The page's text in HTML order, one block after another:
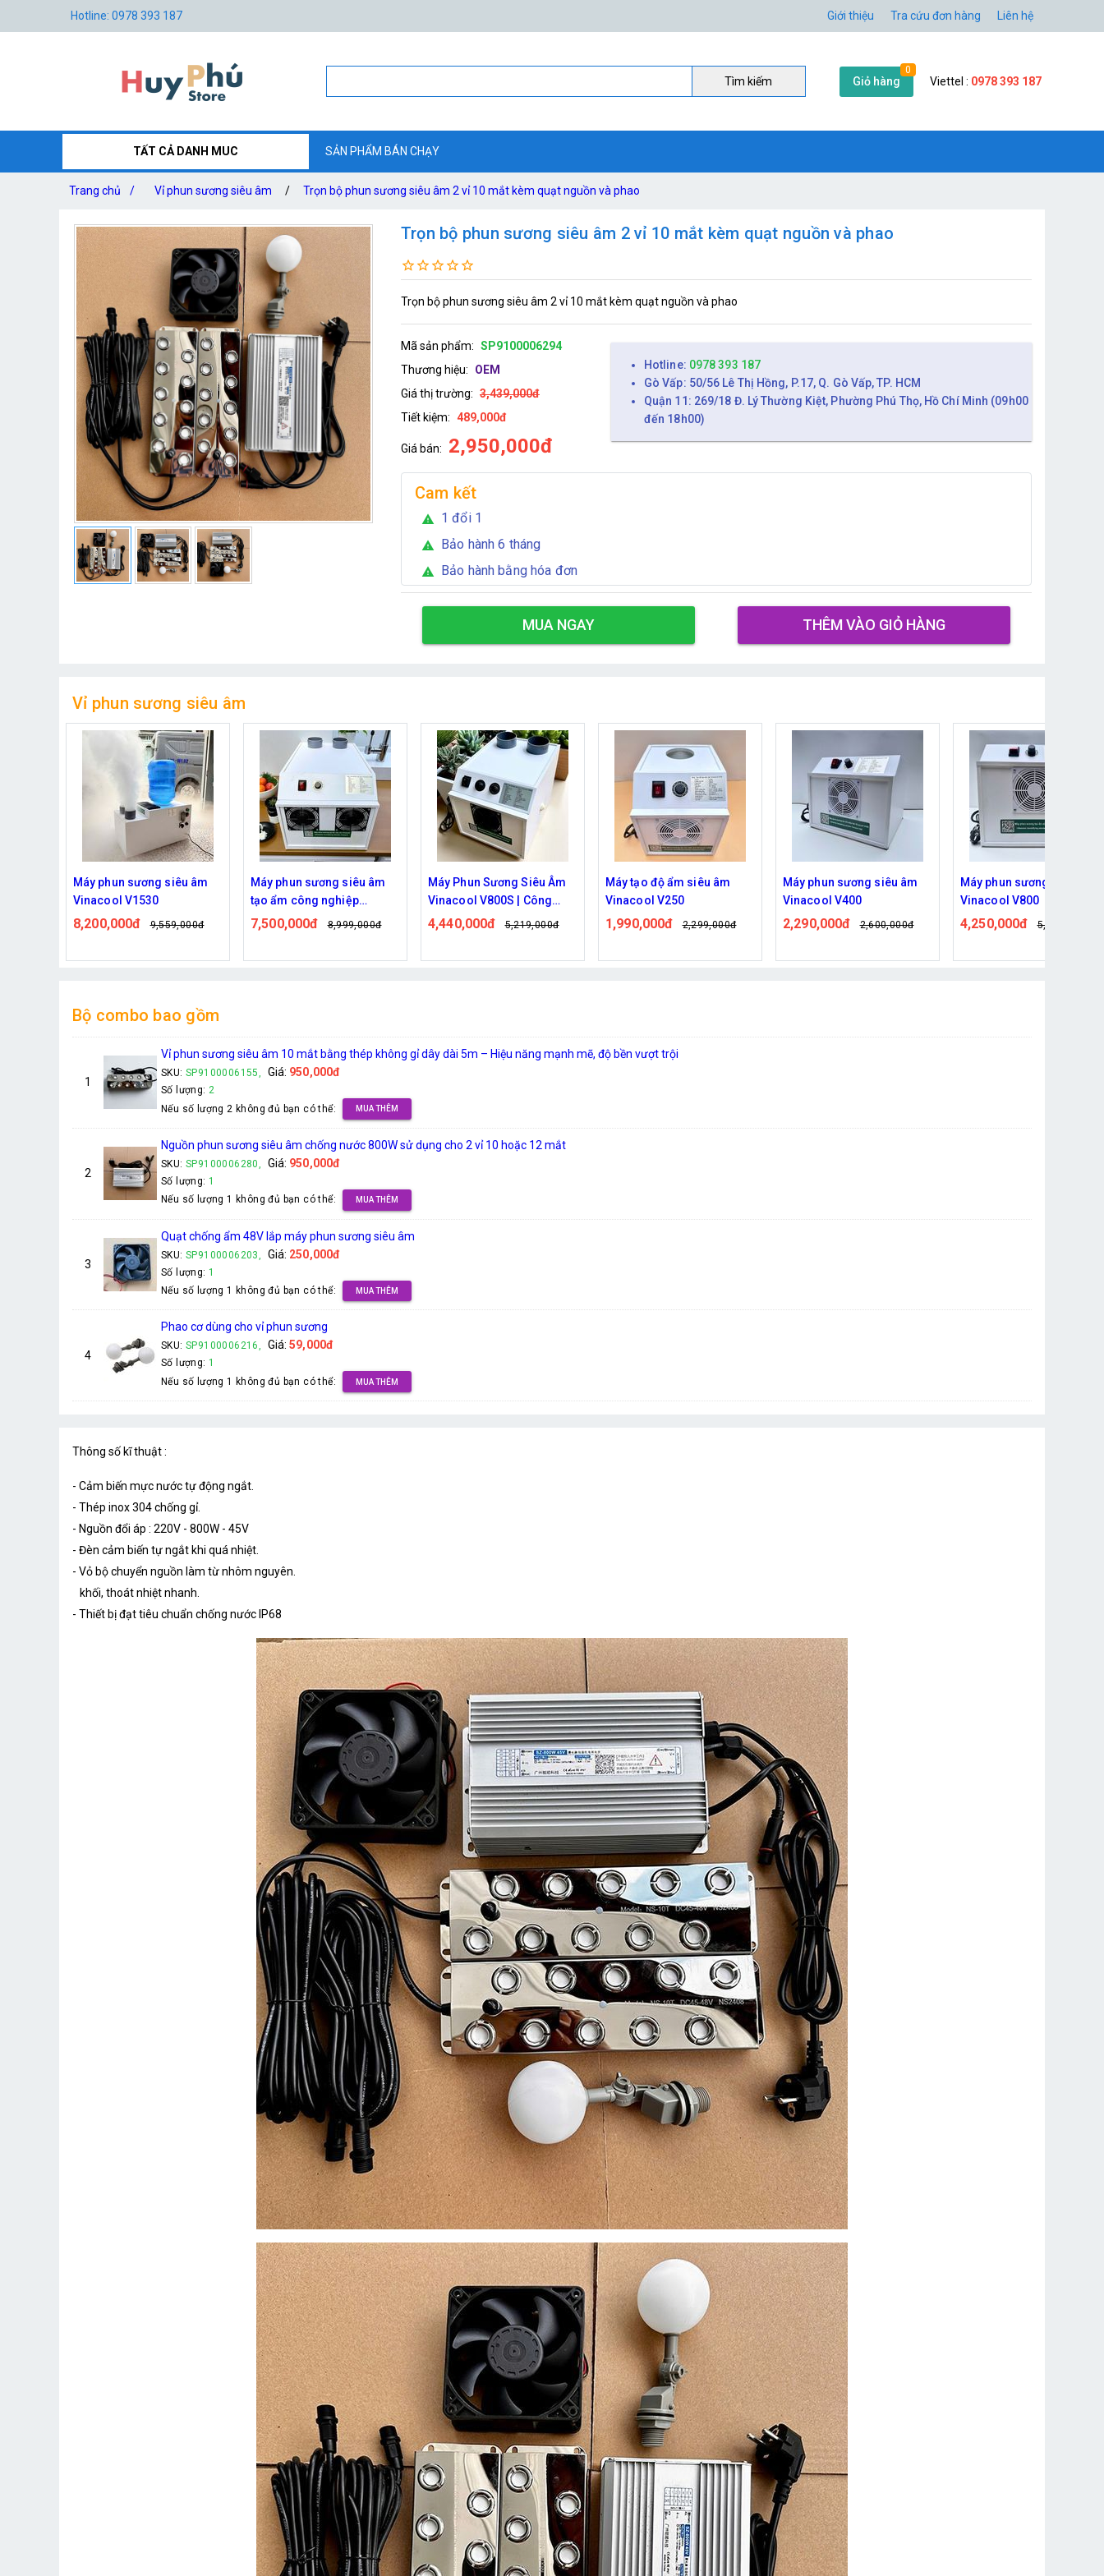
Hotline: 0978 393 187 Giới thiệu Tra cứu đơn hàng Liên hệ
Tìm kiếm Giỏ hàng
0
Viettel : 0978 393 187
TẤT CẢ DANH MUC SẢN PHẨM BÁN CHẠY
Trang chủ / Vỉ phun sương siêu âm / Trọn bộ phun sương siêu âm 2 vỉ 10 mắt kèm quạt nguồn và phao
Trọn bộ phun sương siêu âm 2 vỉ 10 mắt kèm quạt nguồn và phao
Trọn bộ phun sương siêu âm 2 vỉ 10 mắt kèm quạt nguồn và phao
Mã sản phẩm: SP9100006294
Thương hiệu:
OEM
Giá thị trường: 3,439,000đ
Tiết kiệm: 489,000đ
Giá bán: 2,950,000đ
Hotline: 0978 393 187
Gò Vấp: 50/56 Lê Thị Hồng, P.17, Q. Gò Vấp, TP. HCM
Quận 11: 269/18 Đ. Lý Thường Kiệt, Phường Phú Thọ, Hồ Chí Minh (09h00
đến 18h00)
Cam kết
warning 1 đổi 1
warning Bảo hành 6 tháng
warning Bảo hành bằng hóa đơn
MUA NGAY THÊM VÀO GIỎ HÀNG
Vỉ phun sương siêu âm
Máy phun sương siêu âm
tạo ẩm công nghiệp
Vinacool V1500 – Giải pháp
7,500,000đ 8,999,000đ
Máy Phun Sương Siêu Âm
Vinacool V800S | Công
Suất Lớn, Tạo Khói Làm Mát
4,440,000đ 5,219,000đ
Máy tạo độ ẩm siêu âm
Vinacool V250
1,990,000đ 2,299,000đ
Máy phun sương siêu âm
Vinacool V400
2,290,000đ 2,600,000đ
Máy phun sương siêu âm
Vinacool V800
4,250,000đ 5,019,000đ
Phao cơ dùng cho vỉ phun
sương
59,000đ 72,000đ
Bộ combo bao gồm
1
Vỉ phun sương siêu âm 10 mắt bằng thép không gỉ dây dài 5m – Hiệu năng mạnh mẽ, độ bền vượt trội
SKU: SP9100006155, Giá: 950,000đ
Số lượng: 2
Nếu số lượng 2 không đủ bạn có thể:
MUA THÊM
2
Nguồn phun sương siêu âm chống nước 800W sử dụng cho 2 vỉ 10 hoặc 12 mắt
SKU: SP9100006280, Giá: 950,000đ
Số lượng: 1
Nếu số lượng 1 không đủ bạn có thể:
MUA THÊM
3
Quạt chống ẩm 48V lắp máy phun sương siêu âm
SKU: SP9100006203, Giá: 250,000đ
Số lượng: 1
Nếu số lượng 1 không đủ bạn có thể:
MUA THÊM
4
Phao cơ dùng cho vỉ phun sương
SKU: SP9100006216, Giá:59,000đ
Số lượng: 1
Nếu số lượng 1 không đủ bạn có thể:
MUA THÊM
Thông số kĩ thuật :
- Cảm biến mực nước tự động ngắt.
- Thép inox 304 chống gỉ.
- Nguồn đổi áp : 220V - 800W - 45V
- Đèn cảm biến tự ngắt khi quá nhiệt.
- Vỏ bộ chuyển nguồn làm từ nhôm nguyên.
khối, thoát nhiệt nhanh.
- Thiết bị đạt tiêu chuẩn chống nước IP68